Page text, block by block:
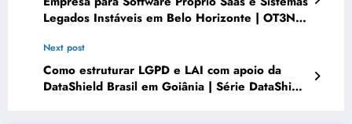
Legados Instáveis em Belo Horizonte | OT3N
Next post
Como estruturar LGPD e LAI com apoio da
DataShield Brasil em Goiânia | Série DataShield